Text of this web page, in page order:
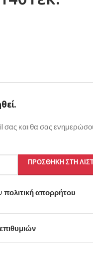
και θα σας
ΠΡΟΣΘΉΚΗ ΣΤΗ
πολιτική απορρήτου